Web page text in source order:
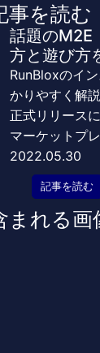
事を読む
話題のM2E
方と遊び方
RunBloxのイ
かりやすく解
正式リリース
マーケットプ
2022.05.30
記事を読む
まれる画